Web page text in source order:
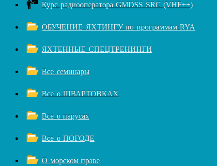
Курс радиооператора GMDSS SRC (VHF++)
ОБУЧЕНИЕ ЯХТИНГУ по программам RYA
ЯХТЕННЫЕ СПЕЦТРЕНИНГИ
Все семинары
Все о ШВАРТОВКАХ
Все о парусах
Все о ПОГОДЕ
О морском праве